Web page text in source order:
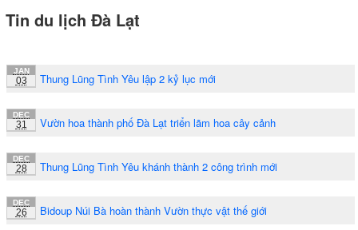
Tin du lịch Đà Lạt
JAN
03 Thung Lũng Tình Yêu lập 2 kỷ lục mới
DEC
31 Vườn hoa thành phố Đà Lạt triển lãm hoa cây cảnh
DEC
28 Thung Lũng Tình Yêu khánh thành 2 công trình mới
DEC
26 Bidoup Núi Bà hoàn thành Vườn thực vật thế giới